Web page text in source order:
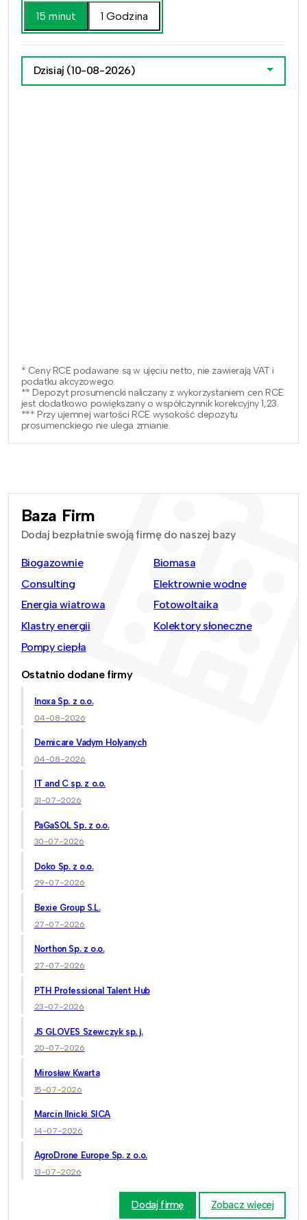
15 minut
1 Godzina
Dzisiaj (10-08-2026)
* Ceny RCE podawane są w ujęciu netto, nie zawierają VAT i
podatku akcyzowego.
** Depozyt prosumencki naliczany z wykorzystaniem cen RCE
jest dodatkowo powiększany o współczynnik korekcyjny 1,23.
*** Przy ujemnej wartości RCE wysokość depozytu
prosumenckiego nie ulega zmianie.
Baza Firm
Dodaj bezpłatnie swoją firmę do naszej bazy
Biogazownie
Biomasa
Consulting
Elektrownie wodne
Energia wiatrowa
Fotowoltaika
Klastry energii
Kolektory słoneczne
Pompy ciepła
Ostatnio dodane firmy
Inoxa Sp. z o.o.
04-08-2026
Demicare Vadym Holyanych
04-08-2026
IT and C sp. z o.o.
31-07-2026
PaGaSOL Sp. z o.o.
30-07-2026
Doko Sp. z o.o.
29-07-2026
Bexie Group S.L.
27-07-2026
Northon Sp. z o.o.
27-07-2026
PTH Professional Talent Hub
23-07-2026
JS GLOVES Szewczyk sp. j.
20-07-2026
Mirosław Kwarta
15-07-2026
Marcin Ilnicki SICA
14-07-2026
AgroDrone Europe Sp. z o.o.
13-07-2026
Dodaj firmę Zobacz więcej